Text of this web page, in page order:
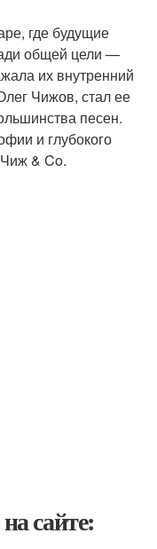
где будущие
общей цели —
их внутренний
Чижов, стал ее
песен.
и глубокого
& Co.
сайте: